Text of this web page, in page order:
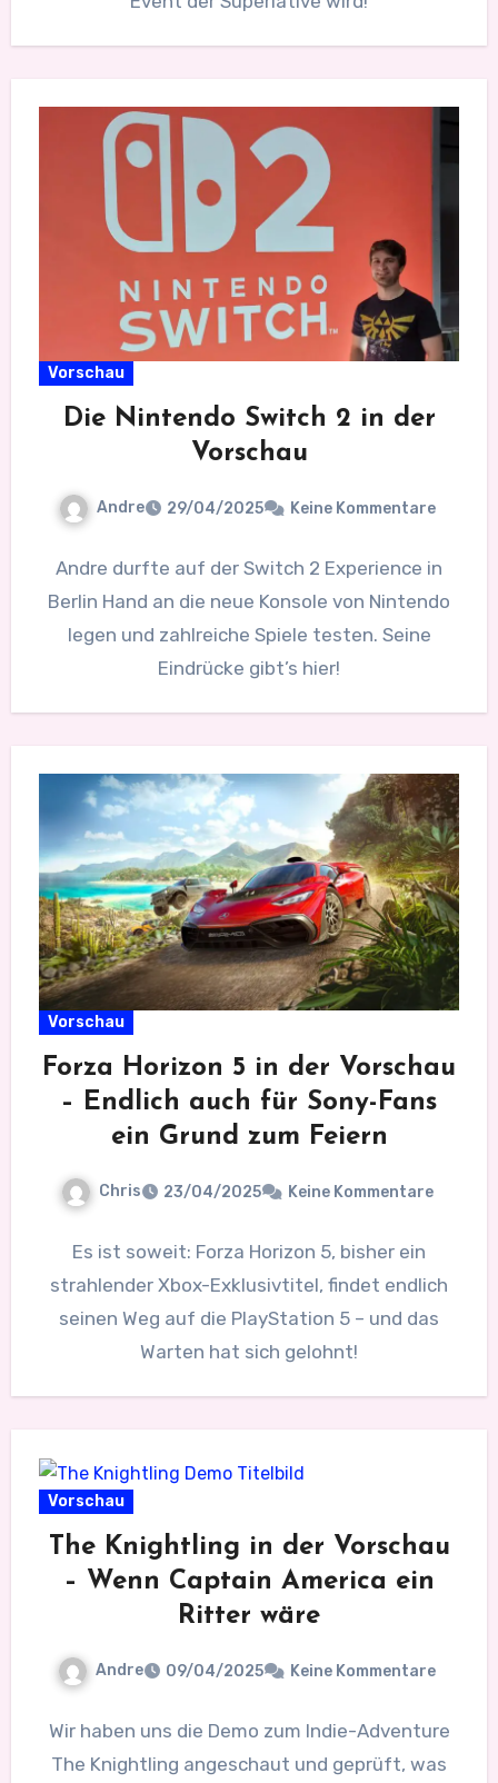
Vorschau
Die Nintendo Switch 2 in der
Vorschau
Andre 29/04/2025 Keine Kommentare
Andre durfte auf der Switch 2 Experience in
Berlin Hand an die neue Konsole von Nintendo
legen und zahlreiche Spiele testen. Seine
Eindrücke gibt’s hier!
Vorschau
Forza Horizon 5 in der Vorschau
– Endlich auch für Sony-Fans
ein Grund zum Feiern
Chris 23/04/2025 Keine Kommentare
Es ist soweit: Forza Horizon 5, bisher ein
strahlender Xbox-Exklusivtitel, findet endlich
seinen Weg auf die PlayStation 5 – und das
Warten hat sich gelohnt!
Vorschau
The Knightling in der Vorschau
– Wenn Captain America ein
Ritter wäre
Andre 09/04/2025 Keine Kommentare
Wir haben uns die Demo zum Indie-Adventure
The Knightling angeschaut und geprüft, was